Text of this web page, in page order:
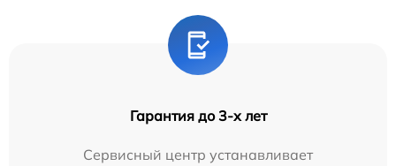
Гарантия до 3-х лет
Сервисный центр устанавливает